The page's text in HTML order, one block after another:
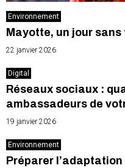
Environnement
Mayotte, un jour sans
22 janvier 2026
Digital
Réseaux sociaux :
ambassadeurs de
19 janvier 2026
Environnement
Préparer